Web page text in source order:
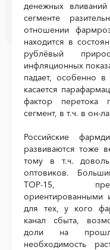
денежных
сегменте
отношении
находится в
рублёвый
инфляционных
падает, особенно
касается
фактор перетока
сегмент, в т.ч. в он-
Российские
развиваются тоже
тому в т.ч.
оптовиков.
ТОР-15,
для тех, у кого
канал сбыта,
доли на
необходимость